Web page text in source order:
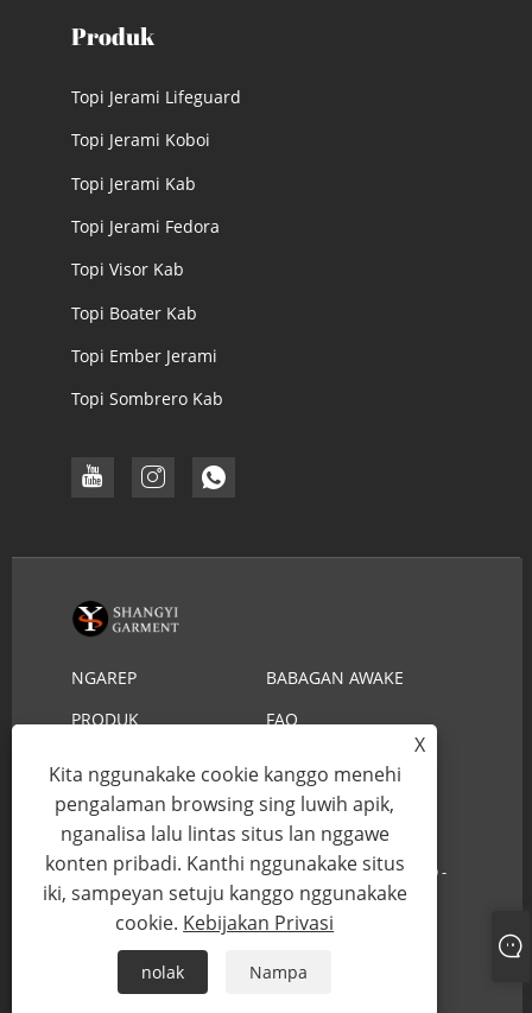
Produk
Topi Jerami Lifeguard
Topi Jerami Koboi
Topi Jerami Kab
Topi Jerami Fedora
Topi Visor Kab
Topi Boater Kab
Topi Ember Jerami
Topi Sombrero Kab
NGAREP
BABAGAN AWAKE
DHEWE
PRODUK
FAQ
NGUNDHUH
KIRIM PITAKONAN
HUBUNGI KITA
Hak Cipta © 2022 YIWU SHANGYI GARMENT CO.,LTD -
Topi Jerami Lifeguard, Topi Jerami Koboi - Kabeh Hak
Dilindungi.
Sitemap XML Kebijakan Privasi
X
Kita nggunakake cookie kanggo menehi
pengalaman browsing sing luwih apik,
nganalisa lalu lintas situs lan nggawe
konten pribadi. Kanthi nggunakake situs
iki, sampeyan setuju kanggo nggunakake
cookie. Kebijakan Privasi
nolak Nampa